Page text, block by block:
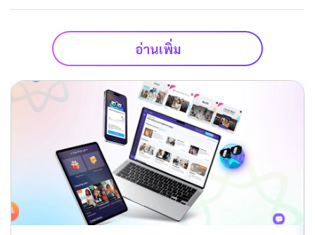
อ่านเพิ่ม